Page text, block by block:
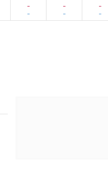
-
-
-
-
-
-